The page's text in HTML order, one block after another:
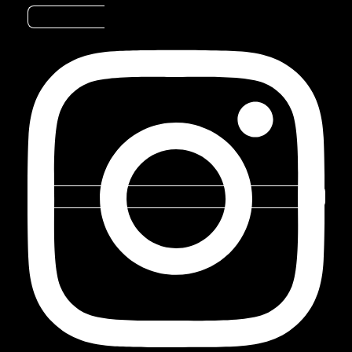
Instagram
Marca do
Grupo
Stoneridge
Pesquisar
BLOG
CONHEÇA 3 ROAD TRIPS PARA
FAZER PELO BRASIL
Pósitron
CATEGORIA ::DICAS AUTOMOTIVAS
SEM COMENTÁRIOS